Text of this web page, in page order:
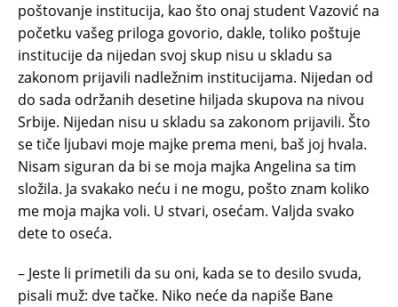
poštovanje institucija, kao što onaj student Vazović na
početku vašeg priloga govorio, dakle, toliko poštuje
institucije da nijedan svoj skup nisu u skladu sa
zakonom prijavili nadležnim institucijama. Nijedan od
do sada održanih desetine hiljada skupova na nivou
Srbije. Nijedan nisu u skladu sa zakonom prijavili. Što
se tiče ljubavi moje majke prema meni, baš joj hvala.
Nisam siguran da bi se moja majka Angelina sa tim
složila. Ja svakako neću i ne mogu, pošto znam koliko
me moja majka voli. U stvari, osećam. Valjda svako
dete to oseća.
– Jeste li primetili da su oni, kada se to desilo svuda,
pisali muž: dve tačke. Niko neće da napiše Bane